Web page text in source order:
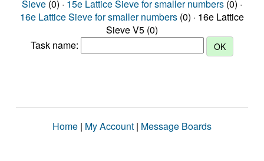
Sieve (0) · 15e Lattice Sieve for smaller numbers (0) ·
16e Lattice Sieve for smaller numbers (0) · 16e Lattice
Sieve V5 (0)
Task name:
Home | My Account | Message Boards